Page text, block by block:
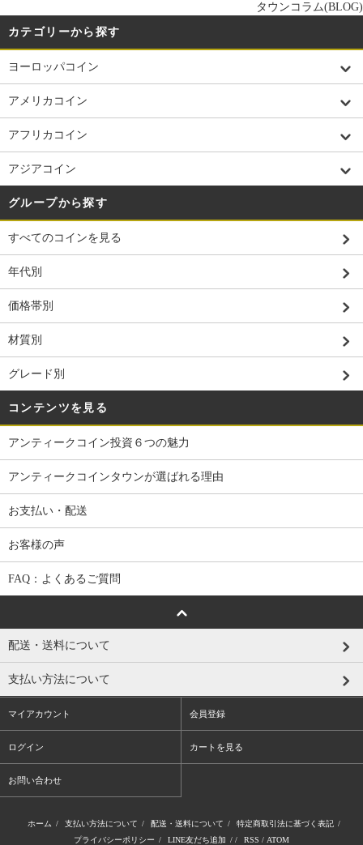
（金）～８月１6日（月）の期間を夏季休業とさせて頂きます。休
業期間中に頂きましたお問い合わせにつきましては、８月１7日
（火）より順次ご返信させて頂きます。皆様にはご迷惑おかけ致
しますが、何卒宜しくお願い致します。ACTOWN事務局
賜り厚くお礼申し上げます。誠に勝手ではございますが、2020年1
せて頂きます。来年度も、アンティークコインタウンをよろしく
2020.08.03 夏季休業のお知らせ：平素は格別のお引き立てを賜り
厚くお礼申し上げます。誠に勝手ではございますが、８月１3日
（木）～８月１6日（日）の期間を夏季休業とさせて頂きます。休
業期間中に頂きましたお問い合わせにつきましては、８月１7日
しますが、何卒宜しくお願い致します。ACTOWN事務局
り厚くお礼申し上げます。弊社問い合わせ電話番号が11月1日より
ろしくお願い致します。引き続きアンティークコインタウンをよ
2018.07.17 夏季休業のお知らせ：平素は格別のお引き立てを賜り
厚くお礼申し上げます。誠に勝手ではございますが、８月１3日
（月）～８月１5日（水）の期間を夏季休業とさせて頂きます。休
業期間中に頂きましたお問い合わせにつきましては、８月１6日
しますが、何卒宜しくお願い致します。ACTOWN事務局
引き立てを賜り厚くお礼申し上げます。誠に勝手ではございます
（日）の期間をゴールデンウィーク休業とさせて頂きます。休業
月7日（月）より順次ご返信させて頂きます。皆様にはご迷惑おか
2017.12.01 年末年始休業のお知らせ： 平素は格別のお引き立てを
賜り厚くお礼申し上げます。誠に勝手ではございますが、2017年1
2月29日（金）～ 2018年1月3日（水） の期間を年末年始休業とさ
せて頂きます。ご案内が遅れましたが、弊社問い合わせ電話番号
が変更になっております。新しい電話番号は03-6268-8590になりま
すのでよろしくお願い致します。来年度も、アンティークコイン
タウンをよろしくお願い致します。
2017.09.27
新しいコインが入荷しました。1908 AUSTRIA 100C 60
2017.09.11新しいコインが入荷しました。1887 Great britain S-3864
新しいコインが入荷しました。BYZANTINE EMPIRE P
タウンコラム(BLOG)
カテゴリーから探す
ヨーロッパコイン
アメリカコイン
アフリカコイン
アジアコイン
グループから探す
すべてのコインを見る
年代別
価格帯別
材質別
グレード別
コンテンツを見る
アンティークコイン投資６つの魅力
アンティークコインタウンが選ばれる理由
お支払い・配送
お客様の声
FAQ：よくあるご質問
配送・送料について
支払い方法について
マイアカウント 会員登録
ログイン カートを見る
お問い合わせ
ホーム / 支払い方法について / 配送・送料について / 特定商取引法に基づく表記 /
プライバシーポリシー / LINE友だち追加 / / RSS / ATOM